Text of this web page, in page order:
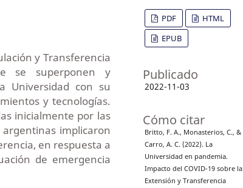
y Transferencia
se superponen y
Universidad con su
y tecnologías.
inicialmente por las
implicaron
en respuesta a
de emergencia
PDF
HTML
EPUB
Publicado
2022-11-03
Cómo citar
Britto, F. A., Monasterios, C., &
Carro, A. C. (2022). La
Universidad en pandemia.
Impacto del COVID-19 sobre la
Extensión y Transferencia